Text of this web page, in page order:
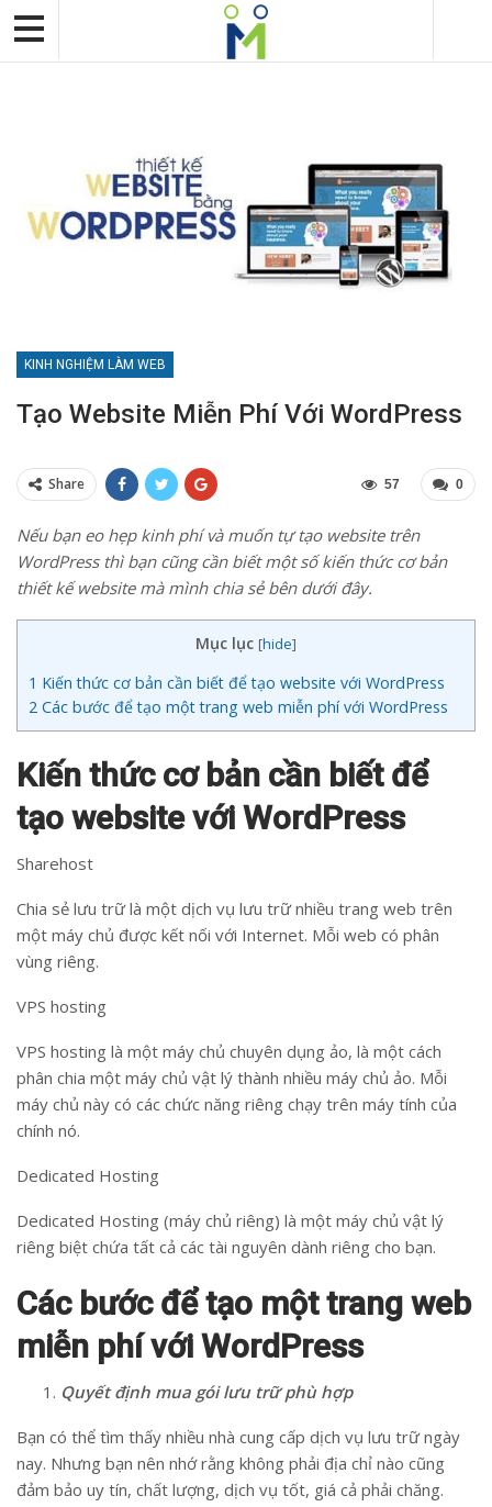
KINH NGHIỆM LÀM WEB
Tạo Website Miễn Phí Với WordPress
Share 0
57
Nếu bạn eo hẹp kinh phí và muốn tự tạo website trên
WordPress thì bạn cũng cần biết một số kiến thức cơ bản
thiết kế website mà mình chia sẻ bên dưới đây.
Mục lục [hide]
1 Kiến thức cơ bản cần biết để tạo website với WordPress
2 Các bước để tạo một trang web miễn phí với WordPress
Kiến thức cơ bản cần biết để
tạo website với WordPress
Sharehost
Chia sẻ lưu trữ là một dịch vụ lưu trữ nhiều trang web trên
một máy chủ được kết nối với Internet. Mỗi web có phân
vùng riêng.
VPS hosting
VPS hosting là một máy chủ chuyên dụng ảo, là một cách
phân chia một máy chủ vật lý thành nhiều máy chủ ảo. Mỗi
máy chủ này có các chức năng riêng chạy trên máy tính của
chính nó.
Dedicated Hosting
Dedicated Hosting (máy chủ riêng) là một máy chủ vật lý
riêng biệt chứa tất cả các tài nguyên dành riêng cho bạn.
Các bước để tạo một trang web
miễn phí với WordPress
Quyết định mua gói lưu trữ phù hợp
Bạn có thể tìm thấy nhiều nhà cung cấp dịch vụ lưu trữ ngày
nay. Nhưng bạn nên nhớ rằng không phải địa chỉ nào cũng
đảm bảo uy tín, chất lượng, dịch vụ tốt, giá cả phải chăng.